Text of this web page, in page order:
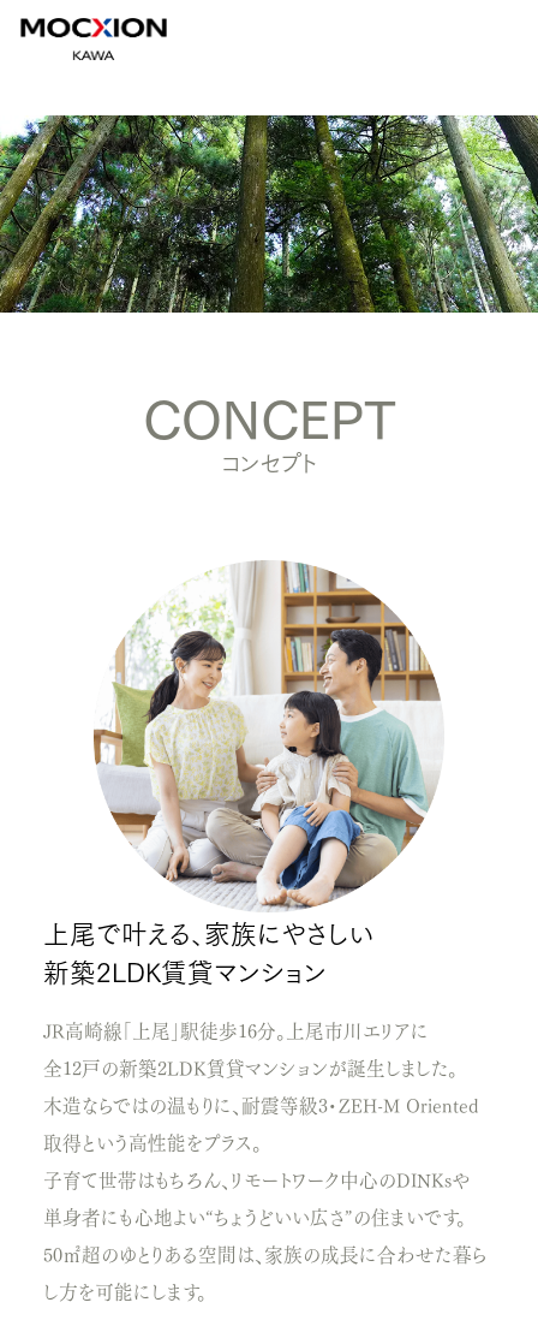
CONCEPT
コンセプト
上尾で叶える、家族にやさしい
新築2LDK賃貸マンション
JR高崎線「上尾」駅徒歩16分。上尾市川エリアに
全12戸の新築2LDK賃貸マンションが誕生しました。
木造ならではの温もりに、耐震等級3・ZEH-M Oriented
取得という高性能をプラス。
子育て世帯はもちろん、リモートワーク中心のDINKsや
単身者にも心地よい“ちょうどいい広さ”の住まいです。
50㎡超のゆとりある空間は、家族の成長に合わせた暮ら
し方を可能にします。